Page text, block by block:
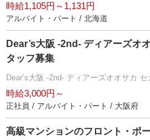
時給1,105円～1,131円
アルバイト・パート / 北海道
Dear’s大阪 -2nd- ディアーズオ
タッフ募集
Dear’s大阪 -2nd- ディアーズオオサカ セ
時給3,000円～
正社員 / アルバイト・パート / 大阪府
高級マンションのフロント・ポ